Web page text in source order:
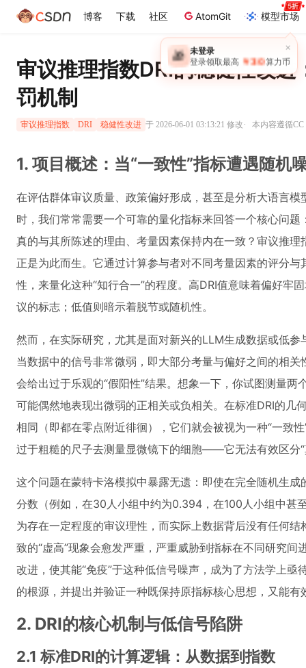
博客 下载 社区 AtomGit 模型市场
审议推理指数DRI的稳健性改
罚机制
审议推理指数 DRI 稳健性改进 于 2026-06-01 03:13:21 修改· 本内容遵循
1. 项目概述：当“一致性”指标遭遇随机
在评估群体审议质量、政策偏好形成，甚至是分析大语言
时，我们常常需要一个可靠的量化指标来回答一个核心问
真的与其所陈述的理由、考量因素保持内在一致？审议推
正是为此而生。它通过计算参与者对不同考量因素的评分
性，来量化这种“知行合一”的程度。高DRI值意味着偏好牢
议的标志；低值则暗示着脱节或随机性。
然而，在实际研究，尤其是面对新兴的LLM生成数据或低
当数据中的信号非常微弱，即大部分考量与偏好之间的相
会给出过于乐观的“假阳性”结果。想象一下，你试图测量
可能偶然地表现出微弱的正相关或负相关。在标准DRI的几
相同（即都在零点附近徘徊），它们就会被视为一种“一致
过于粗糙的尺子去测量显微镜下的细胞——它无法有效区分“
这个问题在蒙特卡洛模拟中暴露无遗：即使在完全随机生
分数（例如，在30人小组中约为0.394，在100人小组中甚
为存在一定程度的审议理性，而实际上数据背后没有任何
致的“虚高”现象会愈发严重，严重威胁到指标在不同研究间
改进，使其能“免疫”于这种低信号噪声，成为了方法学上
的根源，并提出并验证一种既保持原指标核心思想，又能
2. DRI的核心机制与低信号陷阱
2.1 标准DRI的计算逻辑：从数据到指数